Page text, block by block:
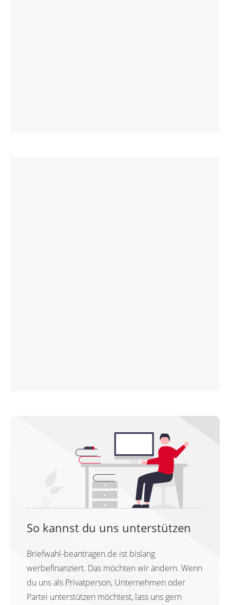
So kannst du uns unterstützen
Briefwahl-beantragen.de ist bislang
werbefinanziert. Das möchten wir ändern. Wenn
du uns als Privatperson, Unternehmen oder
Partei unterstützen möchtest, lass uns gern